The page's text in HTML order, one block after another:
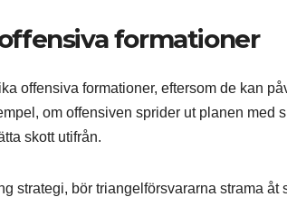
formationer
offensiva formationer, eftersom de kan
om offensiven sprider ut planen med
skott utifrån.
strategi, bör triangelförsvararna strama åt